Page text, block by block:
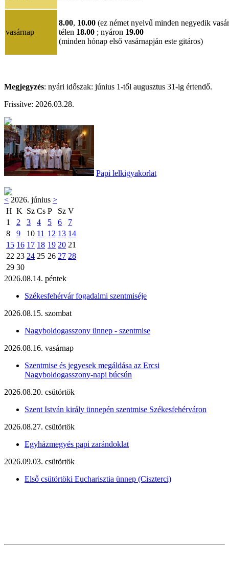
vasárnap
8.00, 10.00 (ez német nyelvű minden negyedik
télen 18.00 ; nyáron 19.00
(minden hónap első vasárnapján este gitáros)
Megjegyzés: nyári időszak: június 1-től augusztus 31-ig értendő.
Frissítve: 2026.03.28.
Papi lelkigyakorlat
< 2026. június >
H K Sz Cs P Sz V
1
2 3 4 5 6
7
8
9 10 11 12 13 14
15 16 17 18 19 20 21
22 23 24 25 26 27 28
29 30
2026.08.14. péntek
Székesfehérvár fogadalmi szentmiséje
2026.08.15. szombat
Nagyboldogasszony ünnep - szentmise
2026.08.16. vasárnap
Szentmise és jegyesek megáldása az Ercsi
Nagyboldogasszony-napi búcsún
2026.08.20. csütörtök
Szent István király ünnepén szentmise Székesfehérváron
2026.08.27. csütörtök
Egyházmegyés papi zarándoklat
2026.09.03. csütörtök
Első csütörtöki Eucharisztia ünnep (Ciszterci)